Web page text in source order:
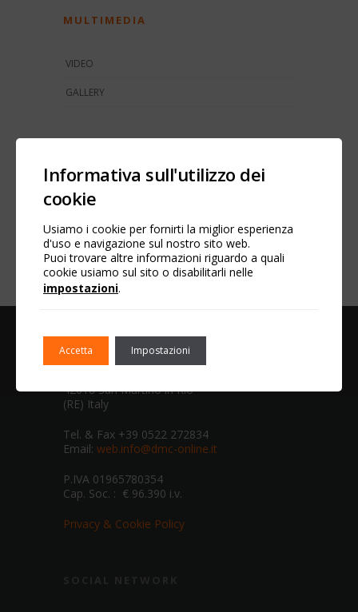
MULTIMEDIA
VIDEO
GALLERY
Facebook
LinkedIn
D.M.C. SRL
42018 San Martino in Rio
(RE) Italy
Tel. & Fax +39 0522 272834
Email: web.info@dmc-online.it
P.IVA 01965780354
Cap. Soc. : € 96.390 i.v.
Privacy & Cookie Policy
Informativa sull'utilizzo dei
cookie
Usiamo i cookie per fornirti la miglior esperienza
d'uso e navigazione sul nostro sito web.
Puoi trovare altre informazioni riguardo a quali
cookie usiamo sul sito o disabilitarli nelle
impostazioni.
Accetta Impostazioni